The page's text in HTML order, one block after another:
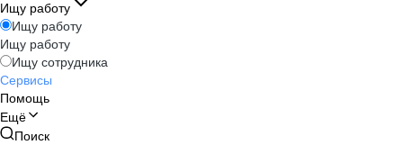
Ищу работу
Ищу работу
Ищу работу
Ищу сотрудника
Сервисы
Помощь
Ещё
Поиск